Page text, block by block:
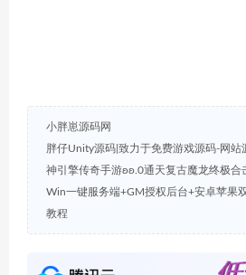
小胖崽源码网
胖仔Unity源码|致力于免费游戏源码-网站
神引擎传奇手游ʚʚ.0通天复古魔龙终极合
Win一键服务端+GM授权后台+安卓苹果
教程